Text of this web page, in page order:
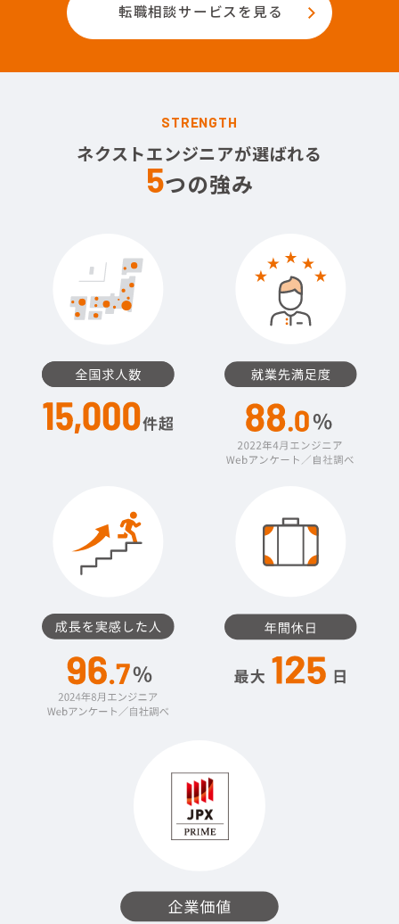
転職相談サービスを見る
STRENGTH
ネクストエンジニアが選ばれる
5つの強み